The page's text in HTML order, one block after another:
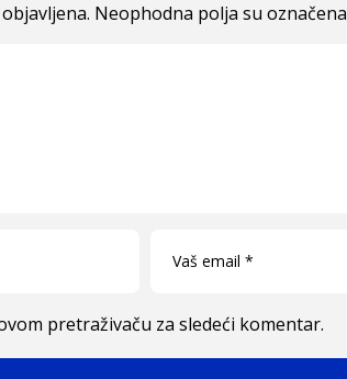
Neophodna polja su označena
pretraživaču za sledeći komentar.